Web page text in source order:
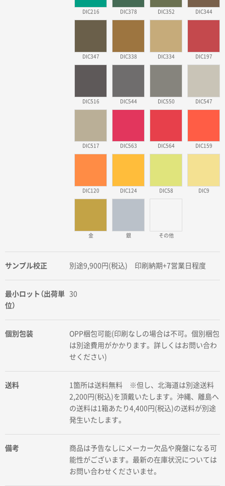
DIC216 DIC378 DIC352 DIC344
DIC347 DIC338 DIC334 DIC197
DIC516 DIC544 DIC550 DIC547
DIC517 DIC563 DIC564 DIC159
DIC120 DIC124 DIC58 DIC9
金 銀 その他
サンプル校正 別途9,900円(税込) 印刷納期+7営業日程度
最小ロット（出荷単
位）
30
個別包装
OPP梱包可能(印刷なしの場合は不可。個別梱包
は別途費用がかかります。詳しくはお問い合わ
せください)
送料
1箇所は送料無料 ※但し、北海道は別途送料
2,200円(税込)を頂戴いたします。沖縄、離島へ
の送料は1箱あたり4,400円(税込)の送料が別途
発生いたします。
備考
商品は予告なしにメーカー欠品や廃盤になる可
能性がございます。最新の在庫状況については
お問い合わせくださいませ。